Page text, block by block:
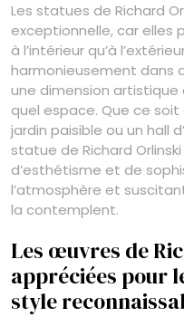
Les statues de Richard
exceptionnelle, car elles
à l’intérieur qu’à
harmonieusement dans
une dimension
quel espace. Que ce
jardin paisible ou un hall
statue de Richard
d’esthétisme et de
l’atmosphère et
la contemplent.
Les œuvres de
appréciées pour
style